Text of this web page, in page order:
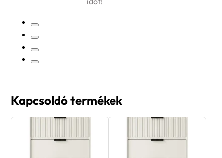
Kapcsoldó termékek